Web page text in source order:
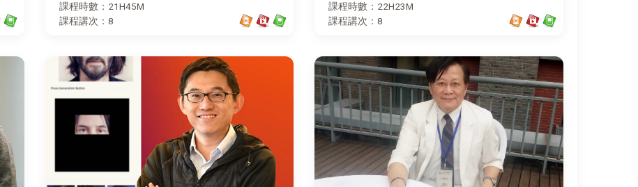
課程時數：21H45M
課程講次：8
課程時數：22H23M
課程講次：8